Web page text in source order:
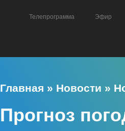
Телепрограмма Эфир
Главная » Новости »
Прогноз